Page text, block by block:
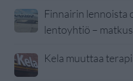
Finnairin lennoista
lentoyhtiö –
Kela muuttaa